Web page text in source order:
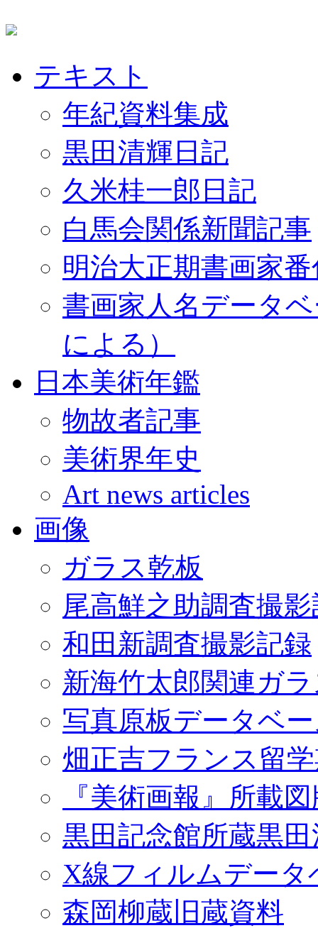
テキスト
年紀資料集成
黒田清輝日記
久米桂一郎日記
白馬会関係新聞記事
明治大正期書画家
書画家人名データ
による）
日本美術年鑑
物故者記事
美術界年史
Art news articles
画像
ガラス乾板
尾高鮮之助調査撮
和田新調査撮影記録
新海竹太郎関連ガ
写真原板データベ
畑正吉フランス留
『美術画報』所載
黒田記念館所蔵黒
X線フィルムデータ
森岡柳蔵旧蔵資料